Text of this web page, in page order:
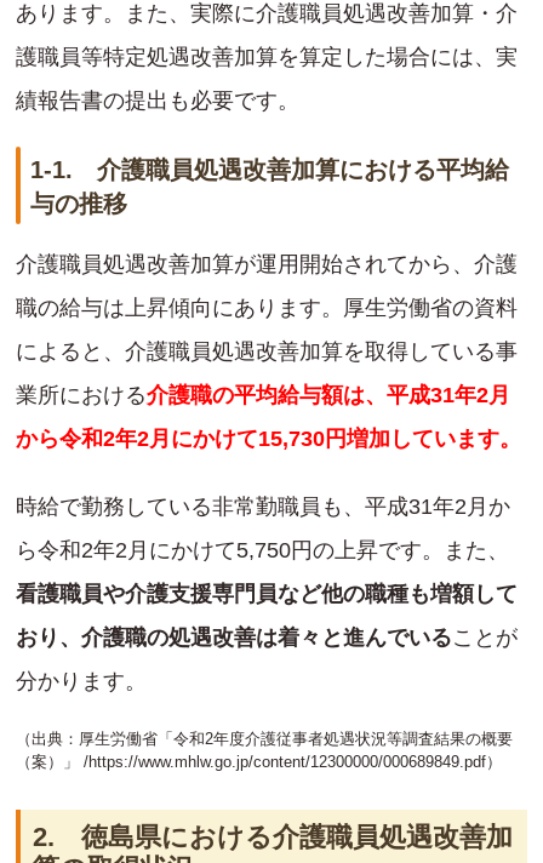
あります。また、実際に介護職員処遇改善加算・介
護職員等特定処遇改善加算を算定した場合には、実
績報告書の提出も必要です。
1-1. 介護職員処遇改善加算における平均給
与の推移
介護職員処遇改善加算が運用開始されてから、介護
職の給与は上昇傾向にあります。厚生労働省の資料
によると、介護職員処遇改善加算を取得している事
業所における介護職の平均給与額は、平成31年2月
から令和2年2月にかけて15,730円増加しています。
時給で勤務している非常勤職員も、平成31年2月か
ら令和2年2月にかけて5,750円の上昇です。また、
看護職員や介護支援専門員など他の職種も増額して
おり、介護職の処遇改善は着々と進んでいることが
分かります。
（出典：厚生労働省「令和2年度介護従事者処遇状況等調査結果の概要
（案）」 /https://www.mhlw.go.jp/content/12300000/000689849.pdf）
2. 徳島県における介護職員処遇改善加